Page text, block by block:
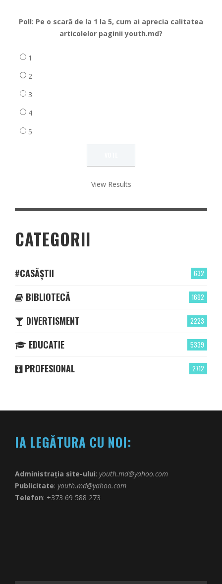
Poll: Pe o scară de la 1 la 5, cum ai aprecia calitatea
articolelor paginii youth.md?
1
2
3
4
5
View Results
CATEGORII
632
#CASĂȘTII
1692
BIBLIOTECĂ
2223
DIVERTISMENT
5339
EDUCATIE
2712
PROFESIONAL
IA LEGĂTURA CU NOI:
Administrația site-ului: youth.md@yahoo.com
Publicitate: youth.md@yahoo.com
Telefon: +373 69 588 273